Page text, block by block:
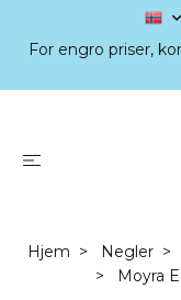
For engro priser,
Hjem Negler
Moyra